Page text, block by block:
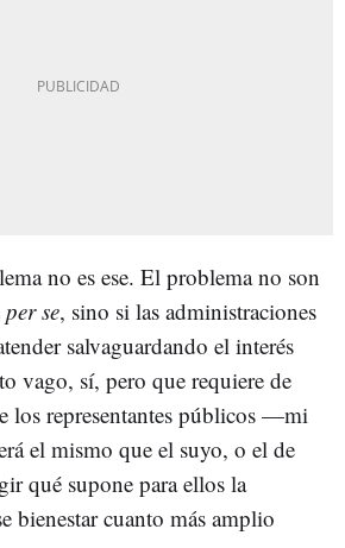
no es ese. El problema no son
per se, sino si las administraciones
salvaguardando el interés
vago, sí, pero que requiere de
los representantes públicos —mi
el mismo que el suyo, o el de
qué supone para ellos la
bienestar cuanto más amplio